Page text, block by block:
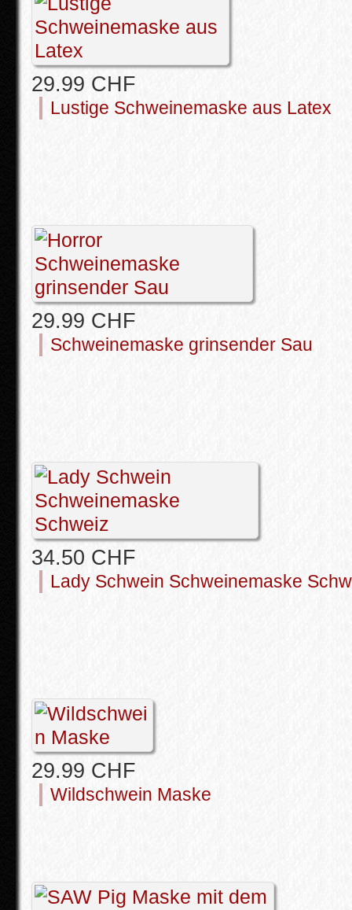
29.99 CHF
Lustige Schweinemaske aus Latex
29.99 CHF
Schweinemaske grinsender Sau
34.50 CHF
Lady Schwein Schweinemaske
29.99 CHF
Wildschwein Maske